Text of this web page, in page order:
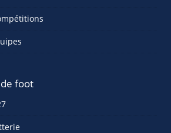
foot